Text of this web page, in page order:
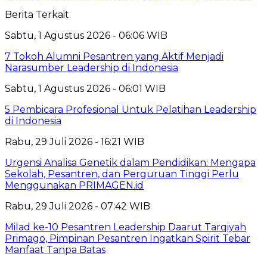
Berita Terkait
Sabtu, 1 Agustus 2026 - 06:06 WIB
7 Tokoh Alumni Pesantren yang Aktif Menjadi
Narasumber Leadership di Indonesia
Sabtu, 1 Agustus 2026 - 06:01 WIB
5 Pembicara Profesional Untuk Pelatihan Leadership
di Indonesia
Rabu, 29 Juli 2026 - 16:21 WIB
Urgensi Analisa Genetik dalam Pendidikan: Mengapa
Sekolah, Pesantren, dan Perguruan Tinggi Perlu
Menggunakan PRIMAGEN.id
Rabu, 29 Juli 2026 - 07:42 WIB
Milad ke-10 Pesantren Leadership Daarut Tarqiyah
Primago, Pimpinan Pesantren Ingatkan Spirit Tebar
Manfaat Tanpa Batas